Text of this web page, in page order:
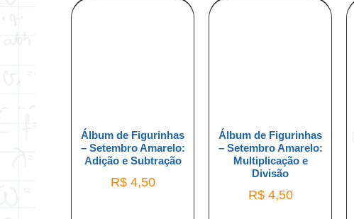
Álbum de Figurinhas
– Setembro Amarelo:
Adição e Subtração
R$4,50
Álbum de Figurinhas
– Setembro Amarelo:
Multiplicação e
Divisão
R$4,50